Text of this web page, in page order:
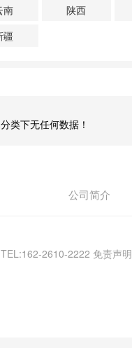
南 陕西
疆
类下无任何数据！
公司简介
2610-2222 免责声